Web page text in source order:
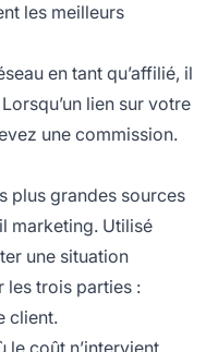
les meilleurs
en tant qu’affilié, il
lien sur votre
une commission.
plus grandes sources
marketing. Utilisé
une situation
trois parties :
client.